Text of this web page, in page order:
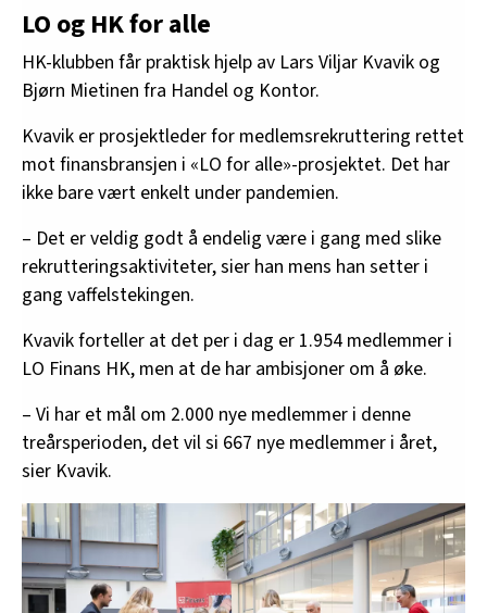
LO og HK for alle
HK-klubben får praktisk hjelp av Lars Viljar Kvavik og
Bjørn Mietinen fra Handel og Kontor.
Kvavik er prosjektleder for medlemsrekruttering rettet
mot finansbransjen i «LO for alle»-prosjektet. Det har
ikke bare vært enkelt under pandemien.
– Det er veldig godt å endelig være i gang med slike
rekrutteringsaktiviteter, sier han mens han setter i
gang vaffelstekingen.
Kvavik forteller at det per i dag er 1.954 medlemmer i
LO Finans HK, men at de har ambisjoner om å øke.
– Vi har et mål om 2.000 nye medlemmer i denne
treårsperioden, det vil si 667 nye medlemmer i året,
sier Kvavik.